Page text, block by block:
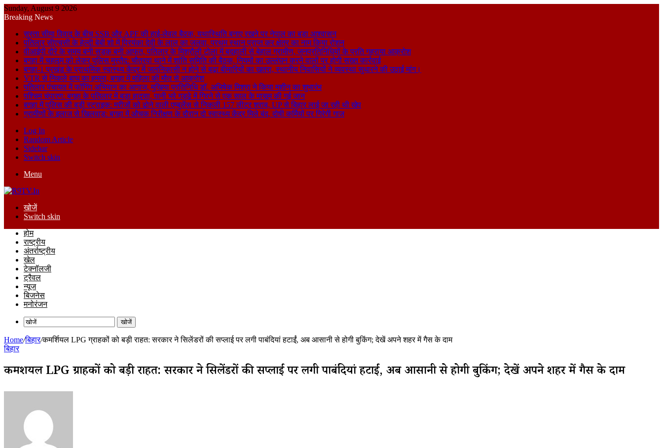
Sunday, August 9 2026
Breaking News
सुस्ता सीमा विवाद के बीच SSB और APF की हाई-लेवल बैठक, यथास्थिति बनाए रखने पर नेपाल का बड़ा आश्वासन
पतिलार सीएचसी के हेल्दी बेबी शो में प्रियंका देवी के लाल का जलवा, प्रथम स्थान प्राप्त कर क्षेत्र का नाम किया रोशन
वीआईपी दौरे के समय बनी सड़क बनी आफत, पतिलार के मिश्रौली टोला में बदहाली से बेहाल ग्रामीण, जनप्रतिनिधियों के प्रति गहराया आक्रोश
बगहा में चहलूम को लेकर पुलिस मुस्तैद: चौतरवा थाने में शांति समिति की बैठक, नियमों का उल्लंघन करने वालों पर होगी सख्त कार्रवाई
बगहा-1 प्रखंड के प्राथमिक स्वास्थ्य केंद्र में जलनिकासी न होने से बढ़ा बीमारियों का खतरा, स्थानीय निवासियों ने व्यवस्था सुधारने की उठाई मांग।
VTR से निकले बाघ का हमला, बगहा में महिला की मौत से आक्रोश
पतिलार पंचायत में फॉगिंग अभियान का आगाज, मुखिया प्रतिनिधि डॉ. अभिषेक मिश्रा ने किया मशीन का शुभारंभ
पश्चिम चंपारण: बगहा के पतिलार में बड़ा हादसा, पानी भरे गड्ढे में गिरने से एक साल के मासूम की गई जान
बगहा में पुलिस की बड़ी स्ट्राइक: मरीजों को ढोने वाली एम्बुलेंस से निकली 157 लीटर शराब, UP से बिहार लाई जा रही थी खेप
ग्रामीणों के इलाज से खिलवाड़: बगहा में औचक निरीक्षण के दौरान दो स्वास्थ्य केंद्र मिले बंद, दोषी कर्मियों पर गिरेगी गाज
Log In
Random Article
Sidebar
Switch skin
Menu
खोजें
Switch skin
होम
राष्ट्रीय
अंतर्राष्ट्रीय
खेल
टेक्नॉलजी
ट्रैवल
न्यूज
बिजनेस
मनोरंजन
खोजें
Home/बिहार/कमर्शियल LPG ग्राहकों को बड़ी राहत: सरकार ने सिलेंडरों की सप्लाई पर लगी पाबंदियां हटाईं, अब आसानी से होगी बुकिंग; देखें अपने शहर में गैस के दाम
बिहार
कमर्शियल LPG ग्राहकों को बड़ी राहत: सरकार ने सिलेंडरों की सप्लाई पर लगी पाबंदियां हटाईं, अब आसानी से होगी बुकिंग; देखें अपने शहर में गैस के दाम